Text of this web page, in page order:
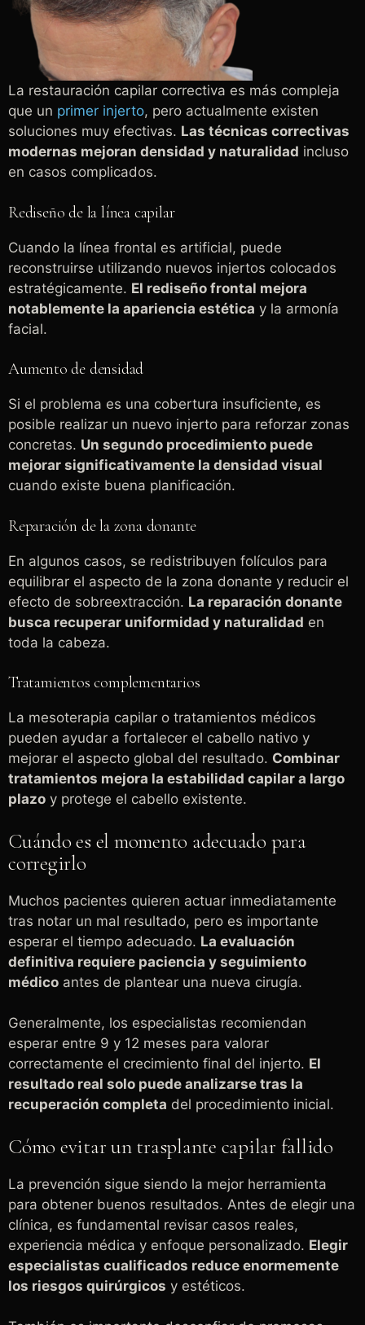
La restauración capilar correctiva es más compleja
que un primer injerto, pero actualmente existen
soluciones muy efectivas. Las técnicas correctivas
modernas mejoran densidad y naturalidad incluso
en casos complicados.
Rediseño de la línea capilar
Cuando la línea frontal es artificial, puede
reconstruirse utilizando nuevos injertos colocados
estratégicamente. El rediseño frontal mejora
notablemente la apariencia estética y la armonía
facial.
Aumento de densidad
Si el problema es una cobertura insuficiente, es
posible realizar un nuevo injerto para reforzar zonas
concretas. Un segundo procedimiento puede
mejorar significativamente la densidad visual
cuando existe buena planificación.
Reparación de la zona donante
En algunos casos, se redistribuyen folículos para
equilibrar el aspecto de la zona donante y reducir el
efecto de sobreextracción. La reparación donante
busca recuperar uniformidad y naturalidad en
toda la cabeza.
Tratamientos complementarios
La mesoterapia capilar o tratamientos médicos
pueden ayudar a fortalecer el cabello nativo y
mejorar el aspecto global del resultado. Combinar
tratamientos mejora la estabilidad capilar a largo
plazo y protege el cabello existente.
Cuándo es el momento adecuado para
corregirlo
Muchos pacientes quieren actuar inmediatamente
tras notar un mal resultado, pero es importante
esperar el tiempo adecuado. La evaluación
definitiva requiere paciencia y seguimiento
médico antes de plantear una nueva cirugía.
Generalmente, los especialistas recomiendan
esperar entre 9 y 12 meses para valorar
correctamente el crecimiento final del injerto. El
resultado real solo puede analizarse tras la
recuperación completa del procedimiento inicial.
Cómo evitar un trasplante capilar fallido
La prevención sigue siendo la mejor herramienta
para obtener buenos resultados. Antes de elegir una
clínica, es fundamental revisar casos reales,
experiencia médica y enfoque personalizado. Elegir
especialistas cualificados reduce enormemente
los riesgos quirúrgicos y estéticos.